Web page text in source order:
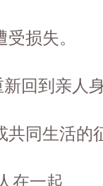
损失。
回到亲人
同生活的
在一起